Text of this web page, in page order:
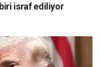
israf ediliyor